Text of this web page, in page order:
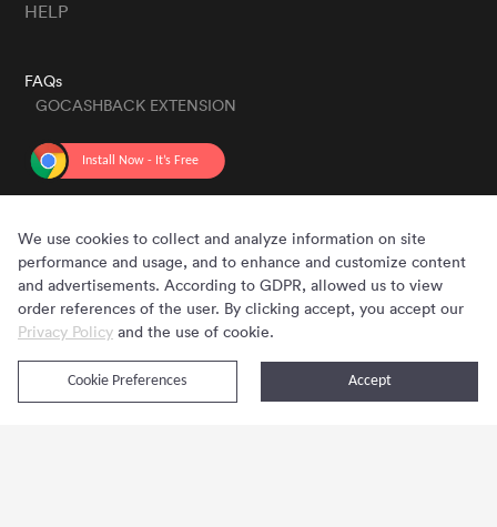
HELP
FAQs
GOCASHBACK EXTENSION
Copyright © 2020 - 2026 Gocashback.com. All Rights Reserved.
We use cookies to collect and analyze information on site
performance and usage, and to enhance and customize content
and advertisements. According to GDPR, allowed us to view
order references of the user. By clicking accept, you accept our
Privacy Policy and the use of cookie.
Accept
Cookie Preferences